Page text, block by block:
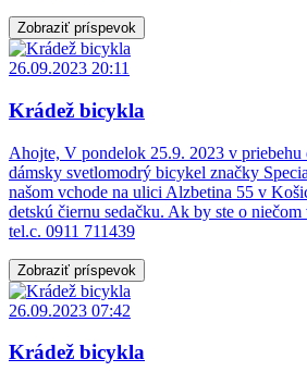
Zobraziť príspevok
26.09.2023 20:11
Krádež bicykla
Ahojte, V pondelok 25.9. 2023 v
dámsky svetlomodrý bicykel značky
našom vchode na ulici Alzbetina 55 v
detskú čiernu sedačku. Ak by ste o
tel.c. 0911 711439
Zobraziť príspevok
26.09.2023 07:42
Krádež bicykla